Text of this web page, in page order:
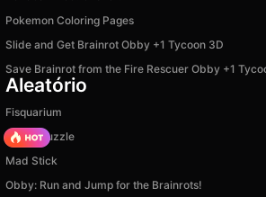
Pokemon Coloring Pages
Slide and Get Brainrot Obby +1 Tycoon 3D
Save Brainrot from the Fire Rescuer Obby +1
Aleatório
Fisquarium
Arrow Puzzle
Mad Stick
Obby: Run and Jump for the Brainrots!